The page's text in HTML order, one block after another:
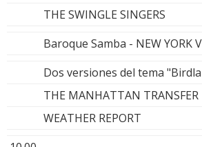
THE SWINGLE SINGERS
Baroque Samba - NEW YORK
Dos versiones del tema
THE MANHATTAN TRANSFER
WEATHER REPORT